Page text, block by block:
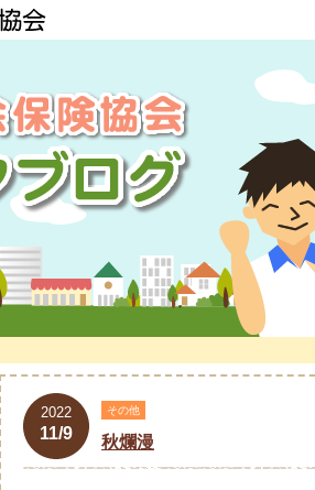
2022
11/9
その他
秋爛漫